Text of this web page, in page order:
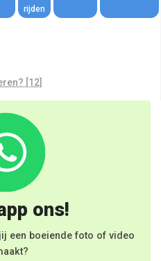
rijden
[12]
ons!
een boeiende foto of video